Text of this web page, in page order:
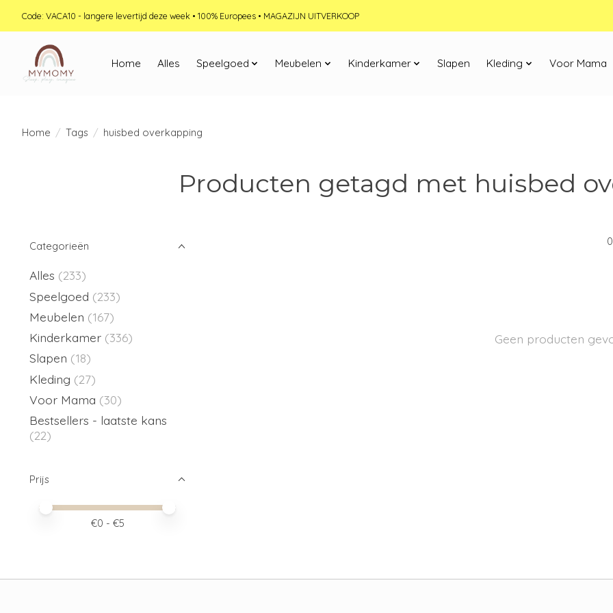
Code: VACA10 - langere levertijd deze week • 100% Europees • MAGAZIJN UITVERKOOP
Home Alles Speelgoed Meubelen Kinderkamer Slapen Kleding Voor Mama
Home / Tags / huisbed overkapping
Producten getagd met huisbed
Categorieën
Alles (233)
Speelgoed (233)
Meubelen (167)
Kinderkamer (336)
Slapen (18)
Kleding (27)
Voor Mama (30)
Bestsellers - laatste kans
(22)
Prijs
Minimale prijswaarde
Price maximum value
€0 - €5
Geen producten